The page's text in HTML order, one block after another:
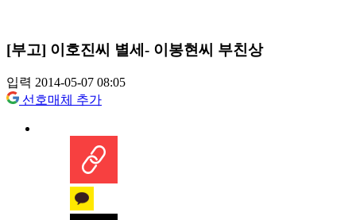
[부고] 이호진씨 별세- 이봉현씨 부친상
입력 2014-05-07 08:05
선호매체 추가